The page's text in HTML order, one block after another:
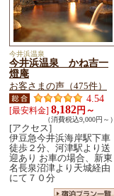
今井浜温泉
今井浜温泉 かね吉一
燈庵
お客さまの声（475件）
4.54
[最安料金] 8,182円～
（消費税込9,000円～）
[アクセス]
伊豆急今井浜海岸駅下車
徒歩２分、河津駅より送
迎あり お車の場合、新東
名長泉沼津より天城経由
にて７０分